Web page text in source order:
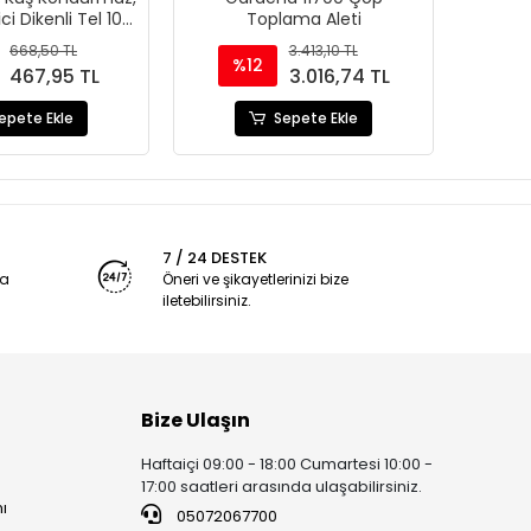
Dikenli Tel 10
Adet
668,50 TL
467,95 TL
Ekle
Toplama Aleti
%12
3.413,10 TL
3.016,74 TL
Sepete Ekle
7 / 24 DESTEK
Öneri ve şikayetlerinizi bize
iletebilirsiniz.
Bize Ulaşın
Haftaiçi 09:00 - 18:00 Cumartesi 10:00 -
17:00 saatleri arasında ulaşabilirsiniz.
05072067700